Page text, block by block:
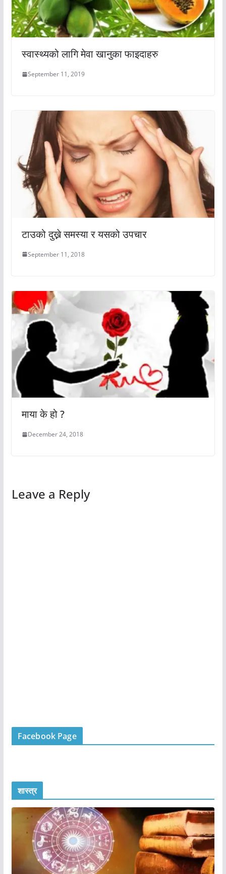
स्वास्थ्यको लागि मेवा खानुका फाइदाहरु
September 11, 2019
टाउको दुख्ने समस्या र यसको उपचार
September 11, 2018
माया के हो ?
December 24, 2018
Leave a Reply
Facebook Page
शास्त्र